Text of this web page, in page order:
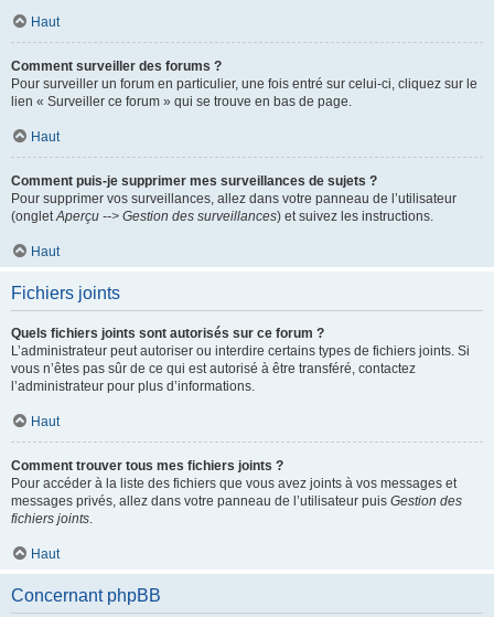
Haut
Comment surveiller des forums ?
Pour surveiller un forum en particulier, une fois entré sur celui-ci, cliquez sur le
lien « Surveiller ce forum » qui se trouve en bas de page.
Haut
Comment puis-je supprimer mes surveillances de sujets ?
Pour supprimer vos surveillances, allez dans votre panneau de l’utilisateur
(ongletAperçu --> Gestion des surveillances) et suivez les instructions.
Haut
Fichiers joints
Quels fichiers joints sont autorisés sur ce forum ?
L’administrateur peut autoriser ou interdire certains types de fichiers joints. Si
vous n’êtes pas sûr de ce qui est autorisé à être transféré, contactez
l’administrateur pour plus d’informations.
Haut
Comment trouver tous mes fichiers joints ?
Pour accéder à la liste des fichiers que vous avez joints à vos messages et
messages privés, allez dans votre panneau de l’utilisateur puis Gestion des
fichiers joints.
Haut
Concernant phpBB